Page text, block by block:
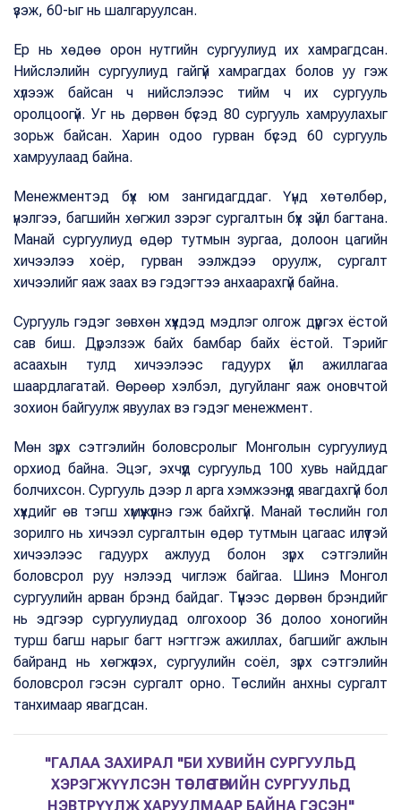
үзэж, 60-ыг нь шалгаруулсан.
Ер нь хөдөө орон нутгийн сургуулиуд их хамрагдсан.
Нийслэлийн сургуулиуд гайгүй хамрагдах болов уу гэж
хүлээж байсан ч нийслэлээс тийм ч их сургууль
оролцоогүй. Уг нь дөрвөн бүсэд 80 сургууль хамруулахыг
зорьж байсан. Харин одоо гурван бүсэд 60 сургууль
хамруулаад байна.
Менежментэд бүх юм зангидагддаг. Үүнд хөтөлбөр,
үнэлгээ, багшийн хөгжил зэрэг сургалтын бүх зүйл багтана.
Манай сургуулиуд өдөр тутмын зургаа, долоон цагийн
хичээлээ хоёр, гурван ээлждээ оруулж, сургалт
хичээлийг яаж заах вэ гэдэгтээ анхаарахгүй байна.
Сургууль гэдэг зөвхөн хүүхдэд мэдлэг олгож дүүргэх ёстой
сав биш. Дүрэлзэж байх бамбар байх ёстой. Тэрийг
асаахын тулд хичээлээс гадуурх үйл ажиллагаа
шаардлагатай. Өөрөөр хэлбэл, дугуйланг яаж оновчтой
зохион байгуулж явуулах вэ гэдэг менежмент.
Мөн зүрх сэтгэлийн боловсролыг Монголын сургуулиуд
орхиод байна. Эцэг, эхчүүд сургуульд 100 хувь найддаг
болчихсон. Сургууль дээр л арга хэмжээнүүд явагдахгүй бол
хүүхдийг өв тэгш хүмүүжүүлнэ гэж байхгүй. Манай төслийн гол
зорилго нь хичээл сургалтын өдөр тутмын цагаас илүүтэй
хичээлээс гадуурх ажлууд болон зүрх сэтгэлийн
боловсрол руу нэлээд чиглэж байгаа. Шинэ Монгол
сургуулийн арван брэнд байдаг. Түүнээс дөрвөн брэндийг
нь эдгээр сургуулиудад олгохоор 36 долоо хоногийн
турш багш нарыг багт нэгтгэж ажиллах, багшийг ажлын
байранд нь хөгжүүлэх, сургуулийн соёл, зүрх сэтгэлийн
боловсрол гэсэн сургалт орно. Төслийн анхны сургалт
танхимаар явагдсан.
"ГАЛАА ЗАХИРАЛ "БИ ХУВИЙН СУРГУУЛЬД
ХЭРЭГЖҮҮЛСЭН ТӨСЛӨӨ ТӨРИЙН СУРГУУЛЬД
НЭВТРҮҮЛЖ ХАРУУЛМААР БАЙНА ГЭСЭН"